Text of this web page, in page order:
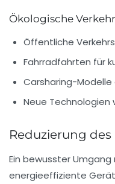
Ökologische
Öffentliche
Fahrradfahrten für
Carsharing-
Neue
Reduzierung
Ein bewusster
energieeffiziente